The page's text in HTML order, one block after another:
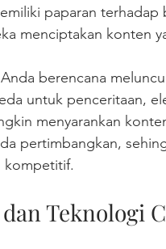
paparan
menciptakan konten
berencana
untuk penceritaan,
menyarankan
pertimbangkan,
kompetitif.
Teknologi